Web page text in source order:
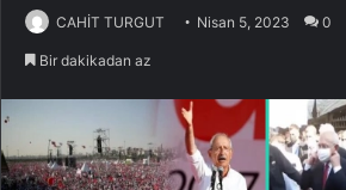
CAHİT TURGUT Nisan 5, 2023 0
Bir dakikadan az